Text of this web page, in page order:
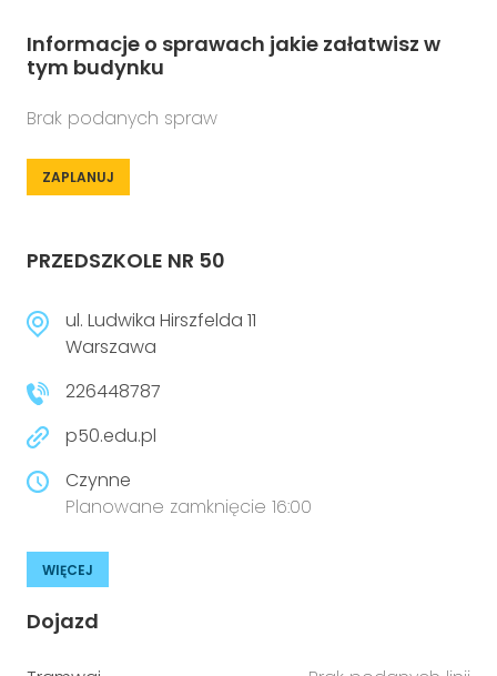
Informacje o sprawach jakie załatwisz w
tym budynku
Brak podanych spraw
ZAPLANUJ
PRZEDSZKOLE NR 50
ul. Ludwika Hirszfelda 11
Warszawa
226448787
p50.edu.pl
Czynne
Planowane zamknięcie 16:00
WIĘCEJ
Dojazd